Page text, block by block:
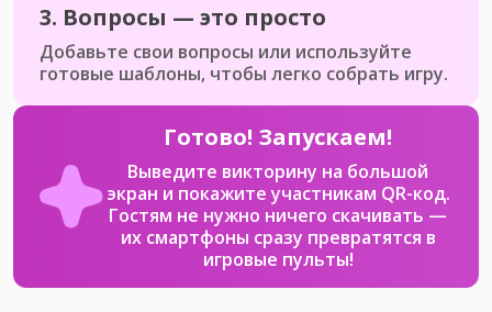
3. Вопросы — это просто
Добавьте свои вопросы или используйте
готовые шаблоны, чтобы легко собрать игру.
Готово! Запускаем!
Выведите викторину на большой
экран и покажите участникам QR-код.
Гостям не нужно ничего скачивать —
их смартфоны сразу превратятся в
игровые пульты!